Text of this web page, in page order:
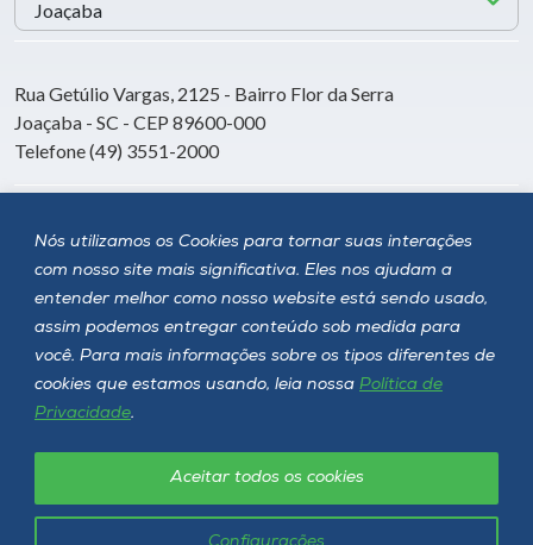
Nós utilizamos os Cookies para tornar suas interações
com nosso site mais significativa. Eles nos ajudam a
entender melhor como nosso website está sendo usado,
assim podemos entregar conteúdo sob medida para
você. Para mais informações sobre os tipos diferentes de
cookies que estamos usando, leia nossa Política de
Privacidade.
Configurações
Aceitar todos os cookies
Rua Getúlio Vargas, 2125 - Bairro Flor da Serra
Joaçaba - SC - CEP 89600-000
Telefone (49) 3551-2000
Siga a Unoesc
Unoesc © 2026 - Todos os direitos reservados
Política de privacidade LGPD